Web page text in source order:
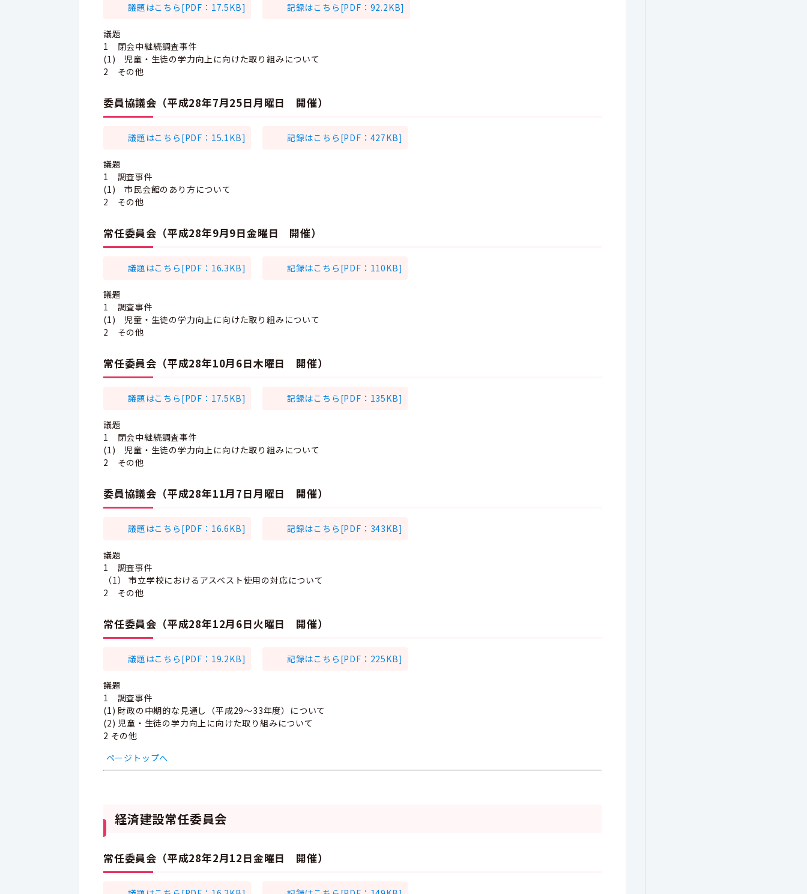
議題はこちら[PDF：17.5KB] 記録はこちら[PDF：92.2KB]
議題
1 閉会中継続調査事件
(1) 児童・生徒の学力向上に向けた取り組みについて
2 その他
委員協議会（平成28年7月25日月曜日 開催）
議題はこちら[PDF：15.1KB] 記録はこちら[PDF：427KB]
議題
1 調査事件
(1) 市民会館のあり方について
2 その他
常任委員会（平成28年9月9日金曜日 開催）
議題はこちら[PDF：16.3KB] 記録はこちら[PDF：110KB]
議題
1 調査事件
(1) 児童・生徒の学力向上に向けた取り組みについて
2 その他
常任委員会（平成28年10月6日木曜日 開催）
議題はこちら[PDF：17.5KB] 記録はこちら[PDF：135KB]
議題
1 閉会中継続調査事件
(1) 児童・生徒の学力向上に向けた取り組みについて
2 その他
委員協議会（平成28年11月7日月曜日 開催）
議題はこちら[PDF：16.6KB] 記録はこちら[PDF：343KB]
議題
1 調査事件
（1） 市立学校におけるアスベスト使用の対応について
2 その他
常任委員会（平成28年12月6日火曜日 開催）
議題はこちら[PDF：19.2KB] 記録はこちら[PDF：225KB]
議題
1 調査事件
(1) 財政の中期的な見通し（平成29～33年度）について
(2) 児童・生徒の学力向上に向けた取り組みについて
2 その他
ページトップへ
経済建設常任委員会
常任委員会（平成28年2月12日金曜日 開催）